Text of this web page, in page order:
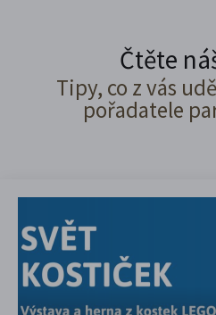
Čtěte
Tipy, co z vás
pořadatele